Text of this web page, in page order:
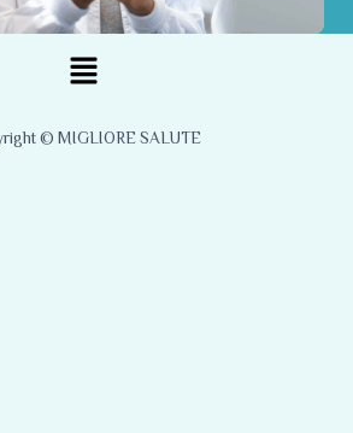
Menu
© MIGLIORE SALUTE